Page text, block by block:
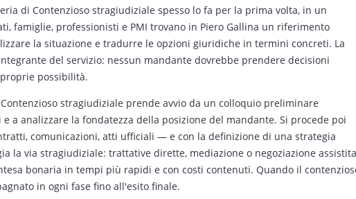
di Contenzioso stragiudiziale spesso lo fa per la prima volta, in un
famiglie, professionisti e PMI trovano in Piero Gallina un riferimento
la situazione e tradurre le opzioni giuridiche in termini concreti. La
del servizio: nessun mandante dovrebbe prendere decisioni
possibilità.
stragiudiziale prende avvio da un colloquio preliminare
a analizzare la fondatezza della posizione del mandante. Si procede poi
comunicazioni, atti ufficiali — e con la definizione di una strategia
la via stragiudiziale: trattative dirette, mediazione o negoziazione assistita
bonaria in tempi più rapidi e con costi contenuti. Quando il
in ogni fase fino all'esito finale.